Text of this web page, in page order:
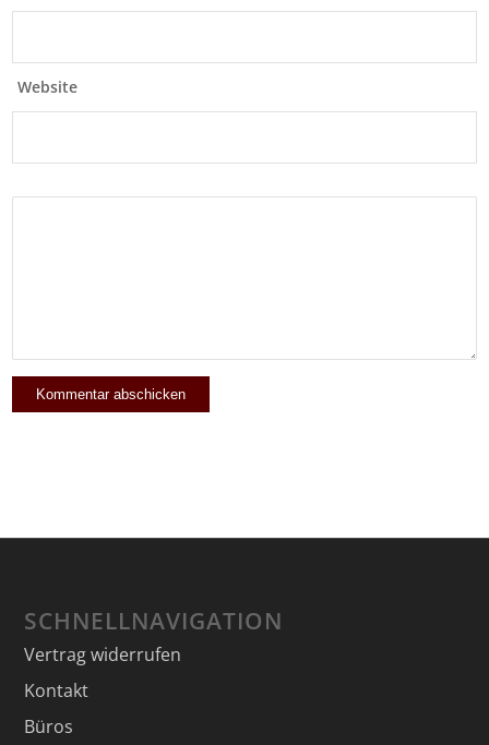
Website
SCHNELLNAVIGATION
Vertrag widerrufen
Kontakt
Büros